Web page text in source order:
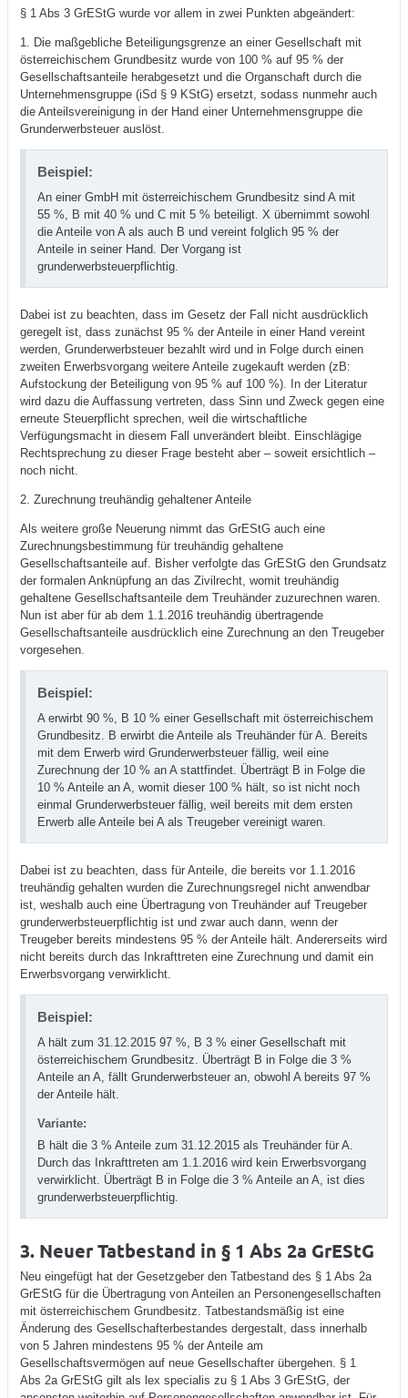
§ 1 Abs 3 GrEStG wurde vor allem in zwei Punkten abgeändert:
1. Die maßgebliche Beteiligungsgrenze an einer Gesellschaft mit
österreichischem Grundbesitz wurde von 100 % auf 95 % der
Gesellschaftsanteile herabgesetzt und die Organschaft durch die
Unternehmensgruppe (iSd § 9 KStG) ersetzt, sodass nunmehr auch
die Anteilsvereinigung in der Hand einer Unternehmensgruppe die
Grunderwerbsteuer auslöst.
Beispiel:
An einer GmbH mit österreichischem Grundbesitz sind A mit
55 %, B mit 40 % und C mit 5 % beteiligt. X übernimmt sowohl
die Anteile von A als auch B und vereint folglich 95 % der
Anteile in seiner Hand. Der Vorgang ist
grunderwerbsteuerpflichtig.
Dabei ist zu beachten, dass im Gesetz der Fall nicht ausdrücklich
geregelt ist, dass zunächst 95 % der Anteile in einer Hand vereint
werden, Grunderwerbsteuer bezahlt wird und in Folge durch einen
zweiten Erwerbsvorgang weitere Anteile zugekauft werden (zB:
Aufstockung der Beteiligung von 95 % auf 100 %). In der Literatur
wird dazu die Auffassung vertreten, dass Sinn und Zweck gegen eine
erneute Steuerpflicht sprechen, weil die wirtschaftliche
Verfügungsmacht in diesem Fall unverändert bleibt. Einschlägige
Rechtsprechung zu dieser Frage besteht aber – soweit ersichtlich –
noch nicht.
2. Zurechnung treuhändig gehaltener Anteile
Als weitere große Neuerung nimmt das GrEStG auch eine
Zurechnungsbestimmung für treuhändig gehaltene
Gesellschaftsanteile auf. Bisher verfolgte das GrEStG den Grundsatz
der formalen Anknüpfung an das Zivilrecht, womit treuhändig
gehaltene Gesellschaftsanteile dem Treuhänder zuzurechnen waren.
Nun ist aber für ab dem 1.1.2016 treuhändig übertragende
Gesellschaftsanteile ausdrücklich eine Zurechnung an den Treugeber
vorgesehen.
Beispiel:
A erwirbt 90 %, B 10 % einer Gesellschaft mit österreichischem
Grundbesitz. B erwirbt die Anteile als Treuhänder für A. Bereits
mit dem Erwerb wird Grunderwerbsteuer fällig, weil eine
Zurechnung der 10 % an A stattfindet. Überträgt B in Folge die
10 % Anteile an A, womit dieser 100 % hält, so ist nicht noch
einmal Grunderwerbsteuer fällig, weil bereits mit dem ersten
Erwerb alle Anteile bei A als Treugeber vereinigt waren.
Dabei ist zu beachten, dass für Anteile, die bereits vor 1.1.2016
treuhändig gehalten wurden die Zurechnungsregel nicht anwendbar
ist, weshalb auch eine Übertragung von Treuhänder auf Treugeber
grunderwerbsteuerpflichtig ist und zwar auch dann, wenn der
Treugeber bereits mindestens 95 % der Anteile hält. Andererseits wird
nicht bereits durch das Inkrafttreten eine Zurechnung und damit ein
Erwerbsvorgang verwirklicht.
Beispiel:
A hält zum 31.12.2015 97 %, B 3 % einer Gesellschaft mit
österreichischem Grundbesitz. Überträgt B in Folge die 3 %
Anteile an A, fällt Grunderwerbsteuer an, obwohl A bereits 97 %
der Anteile hält.
Variante:
B hält die 3 % Anteile zum 31.12.2015 als Treuhänder für A.
Durch das Inkrafttreten am 1.1.2016 wird kein Erwerbsvorgang
verwirklicht. Überträgt B in Folge die 3 % Anteile an A, ist dies
grunderwerbsteuerpflichtig.
3. Neuer Tatbestand in § 1 Abs 2a GrEStG
Neu eingefügt hat der Gesetzgeber den Tatbestand des § 1 Abs 2a
GrEStG für die Übertragung von Anteilen an Personengesellschaften
mit österreichischem Grundbesitz. Tatbestandsmäßig ist eine
Änderung des Gesellschafterbestandes dergestalt, dass innerhalb
von 5 Jahren mindestens 95 % der Anteile am
Gesellschaftsvermögen auf neue Gesellschafter übergehen. § 1
Abs 2a GrEStG gilt als lex specialis zu § 1 Abs 3 GrEStG, der